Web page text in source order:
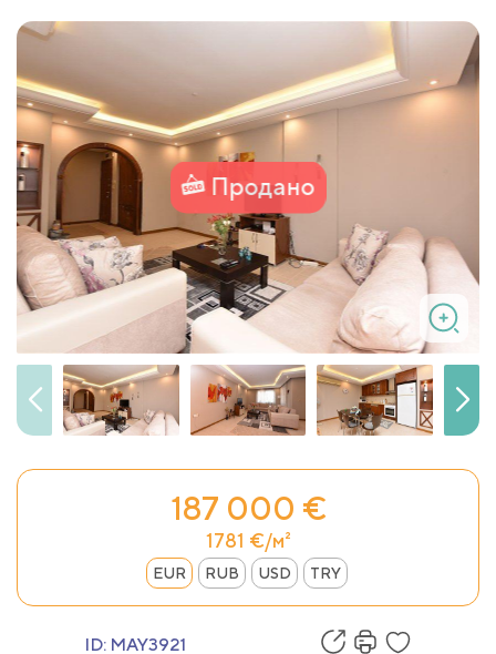
Продано
187 000 €
1781 €/м²
EUR RUB USD TRY
ID: MAY3921